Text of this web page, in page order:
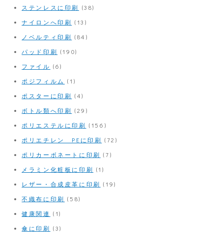
ステンレスに印刷 (38)
ナイロンへ印刷 (13)
ノベルティ印刷 (84)
パッド印刷 (190)
ファイル (6)
ポジフィルム (1)
ポスターに印刷 (4)
ボトル類へ印刷 (29)
ポリエステルに印刷 (156)
ポリエチレン PEに印刷 (72)
ポリカーボネートに印刷 (7)
メラミン化粧板に印刷 (1)
レザー・合成皮革に印刷 (19)
不織布に印刷 (58)
健康関連 (1)
傘に印刷 (3)